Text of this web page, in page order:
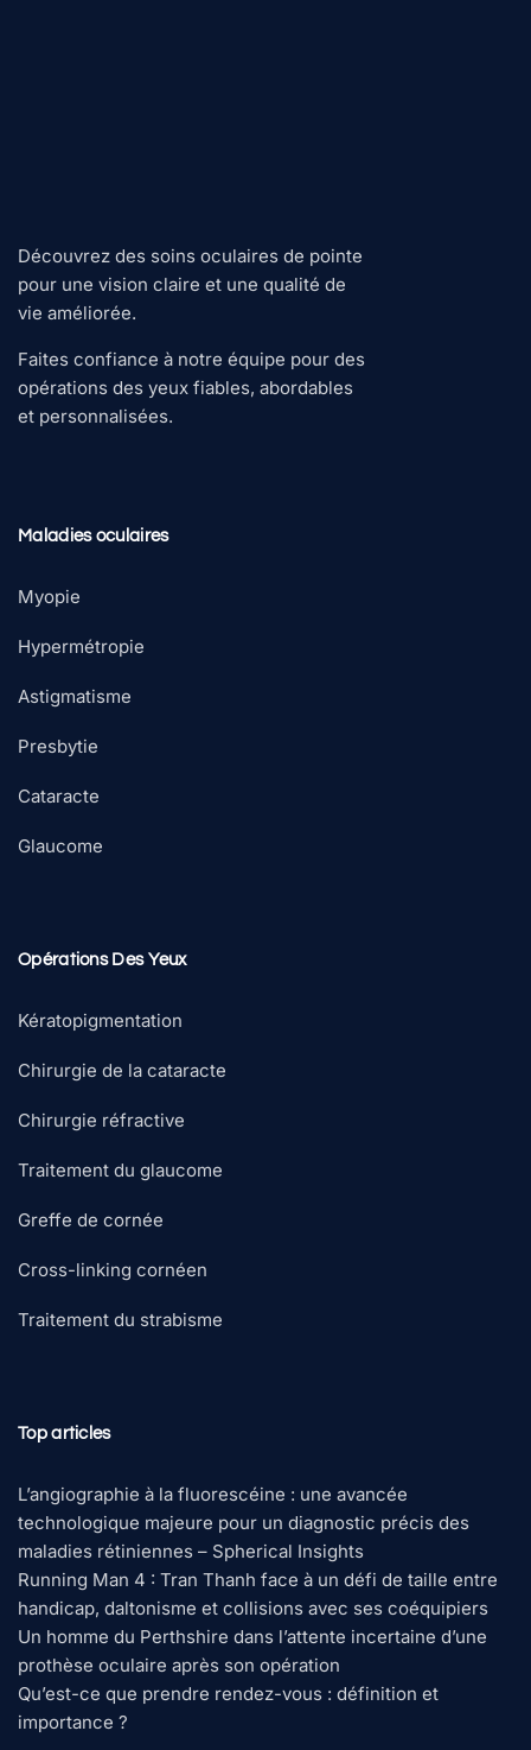
Découvrez des soins oculaires de pointe
pour une vision claire et une qualité de
vie améliorée.
Faites confiance à notre équipe pour des
opérations des yeux fiables, abordables
et personnalisées.
Maladies oculaires
Myopie
Hypermétropie
Astigmatisme
Presbytie
Cataracte
Glaucome
Opérations Des Yeux
Kératopigmentation
Chirurgie de la cataracte
Chirurgie réfractive
Traitement du glaucome
Greffe de cornée
Cross-linking cornéen
Traitement du strabisme
Top articles
L’angiographie à la fluorescéine : une avancée
technologique majeure pour un diagnostic précis des
maladies rétiniennes – Spherical Insights
Running Man 4 : Tran Thanh face à un défi de taille entre
handicap, daltonisme et collisions avec ses coéquipiers
Un homme du Perthshire dans l’attente incertaine d’une
prothèse oculaire après son opération
Qu’est-ce que prendre rendez-vous : définition et
importance ?